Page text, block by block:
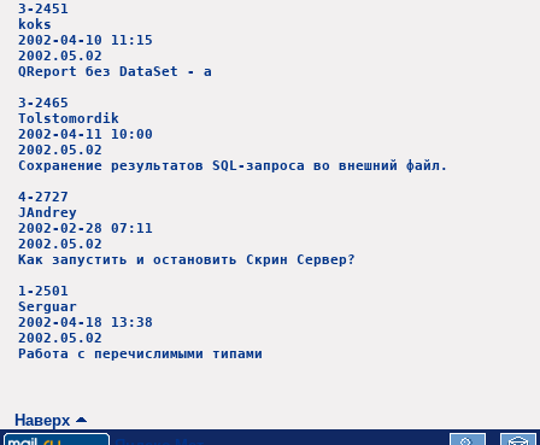
3-2451
koks
2002-04-10 11:15
2002.05.02
QReport без DataSet - а
3-2465
Tolstomordik
2002-04-11 10:00
2002.05.02
Сохранение результатов SQL-запроса во внешний файл.
4-2727
JAndrey
2002-02-28 07:11
2002.05.02
Как запустить и остановить Скрин Сервер?
1-2501
Serguar
2002-04-18 13:38
2002.05.02
Работа с перечислимыми типами
Наверх